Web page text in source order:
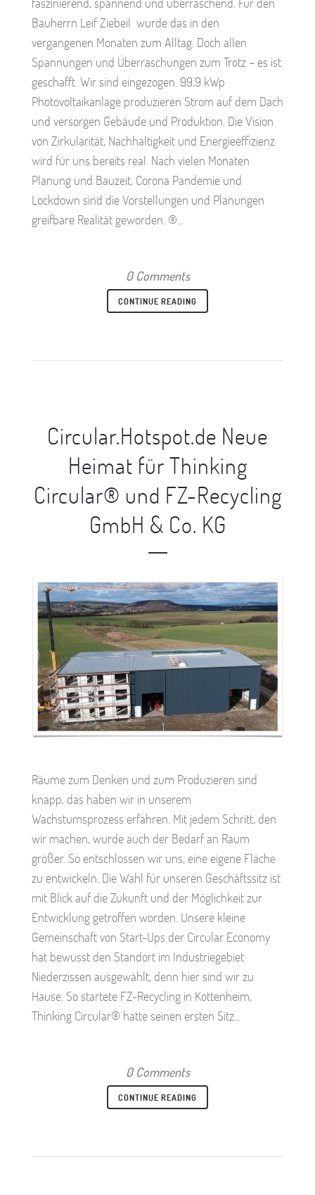
Bauherrn Leif Ziebeil wurde das in den
vergangenen Monaten zum Alltag. Doch allen
Spannungen und Überraschungen zum Trotz – es ist
geschafft. Wir sind eingezogen. 99,9 kWp
Photovoltaikanlage produzieren Strom auf dem Dach
und versorgen Gebäude und Produktion. Die Vision
von Zirkularität, Nachhaltigkeit und Energieeffizienz
wird für uns bereits real. Nach vielen Monaten
Planung und Bauzeit, Corona Pandemie und
Lockdown sind die Vorstellungen und Planungen
greifbare Realität geworden. ®...
0 Comments
CONTINUE READING
Circular.Hotspot.de Neue
Heimat für Thinking
Circular® und FZ-Recycling
GmbH & Co. KG
Räume zum Denken und zum Produzieren sind
knapp, das haben wir in unserem
Wachstumsprozess erfahren. Mit jedem Schritt, den
wir machen, wurde auch der Bedarf an Raum
größer. So entschlossen wir uns, eine eigene Fläche
zu entwickeln. Die Wahl für unseren Geschäftssitz ist
mit Blick auf die Zukunft und der Möglichkeit zur
Entwicklung getroffen worden. Unsere kleine
Gemeinschaft von Start-Ups der Circular Economy
hat bewusst den Standort im Industriegebiet
Niederzissen ausgewählt, denn hier sind wir zu
Hause. So startete FZ-Recycling in Kottenheim,
Thinking Circular® hatte seinen ersten Sitz...
0 Comments
CONTINUE READING